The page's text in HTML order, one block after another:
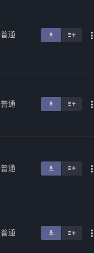
普通
普通
普通
普通